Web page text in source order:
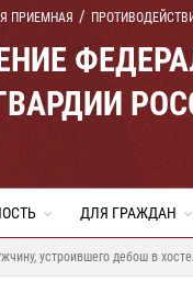
ПРИЕМНАЯ
ДЛЯ ГРАЖДАН
устроившего дебош в